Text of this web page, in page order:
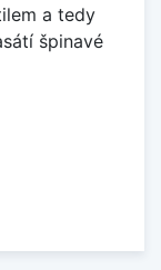
a tedy
špinavé